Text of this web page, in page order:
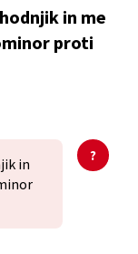
in me
proti
in